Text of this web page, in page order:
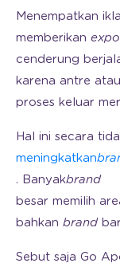
Menempatkan
memberikan
cenderung
karena antre
proses keluar
Hal ini secara
meningkatkan
. Banyakbrand
besar memilih
bahkan brand
Sebut saja Go